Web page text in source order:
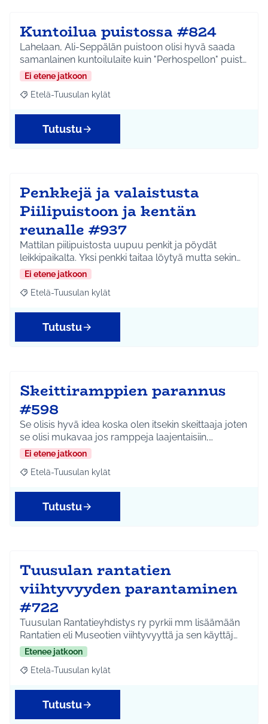
Kuntoilua puistossa #824
Lahelaan, Ali-Seppälän puistoon olisi hyvä saada
samanlainen kuntoilulaite kuin "Perhospellon" puist…
Ei etene jatkoon
Rajaa tulokset aihepiirin mukaan: Etelä-Tuusulan kylät
Etelä-Tuusulan kylät
Tutustu
Penkkejä ja valaistusta
Piilipuistoon ja kentän
reunalle #937
Mattilan piilipuistosta uupuu penkit ja pöydät
leikkipaikalta. Yksi penkki taitaa löytyä mutta sekin…
Ei etene jatkoon
Rajaa tulokset aihepiirin mukaan: Etelä-Tuusulan kylät
Etelä-Tuusulan kylät
Tutustu
Skeittiramppien parannus
#598
Se olisis hyvä idea koska olen itsekin skeittaaja joten
se olisi mukavaa jos ramppeja laajentaisiin,…
Ei etene jatkoon
Rajaa tulokset aihepiirin mukaan: Etelä-Tuusulan kylät
Etelä-Tuusulan kylät
Tutustu
Tuusulan rantatien
viihtyvyyden parantaminen
#722
Tuusulan Rantatieyhdistys ry pyrkii mm lisäämään
Rantatien eli Museotien viihtyvyyttä ja sen käyttäj…
Etenee jatkoon
Rajaa tulokset aihepiirin mukaan: Etelä-Tuusulan kylät
Etelä-Tuusulan kylät
Tutustu